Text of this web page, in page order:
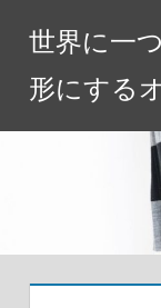
世界に一
形にする